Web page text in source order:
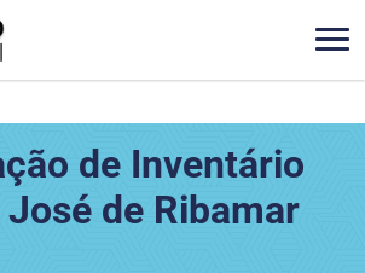
de Inventário
de Ribamar